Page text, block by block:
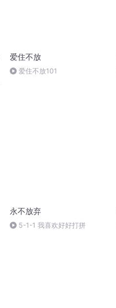
爱住不放
爱住不放101
永不放弃
5-1-1 我喜欢好好打拼